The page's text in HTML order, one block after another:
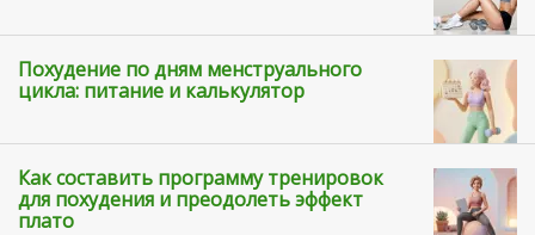
Похудение по дням менструального
цикла: питание и калькулятор
Как составить программу тренировок
для похудения и преодолеть эффект
плато